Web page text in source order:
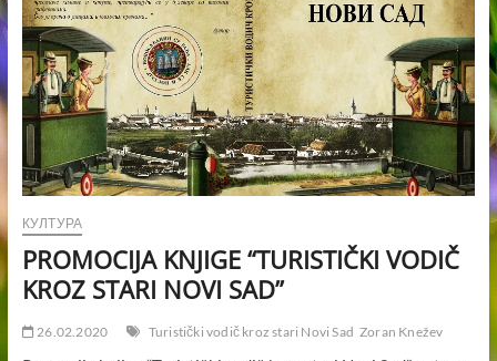
САДУ
васкресе
Ваистину
васкресе
КУЛТУРА
PROMOCIJA KNJIGE “TURISTIČKI VODIČ
KROZ STARI NOVI SAD”
26.02.2020 Turistički vodič kroz stari Novi Sad Zoran Knežev